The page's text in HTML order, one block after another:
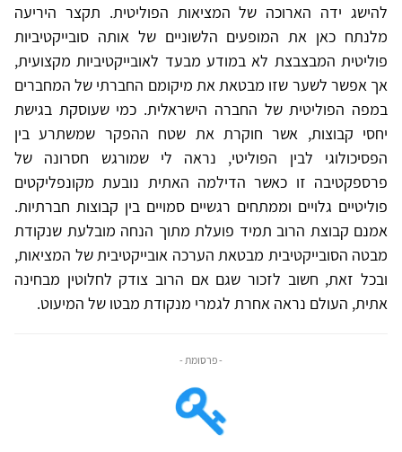
להישג ידה הארוכה של המציאות הפוליטית. תקצר היריעה
מלנתח כאן את המופעים הלשוניים של אותה סובייקטיביות
פוליטית המבצבצת לא במודע מבעד לאובייקטיביות מקצועית,
אך אפשר לשער שזו מבטאת את מיקומם החברתי של המחברים
במפה הפוליטית של החברה הישראלית. כמי שעוסקת בגישת
יחסי קבוצות, אשר חוקרת את שטח ההפקר שמשתרע בין
הפסיכולוגי לבין הפוליטי, נראה לי שמורגש חסרונה של
פרספקטיבה זו כאשר הדילמה האתית נובעת מקונפליקטים
פוליטיים גלויים וממתחים רגשיים סמויים בין קבוצות חברתיות.
אמנם קבוצת הרוב תמיד פועלת מתוך הנחה מובלעת שנקודת
מבטה הסובייקטיבית מבטאת הערכה אובייקטיבית של המציאות,
ובכל זאת, חשוב לזכור שגם אם הרוב צודק לחלוטין מבחינה
אתית, העולם נראה אחרת לגמרי מנקודת מבטו של המיעוט.
- פרסומת -